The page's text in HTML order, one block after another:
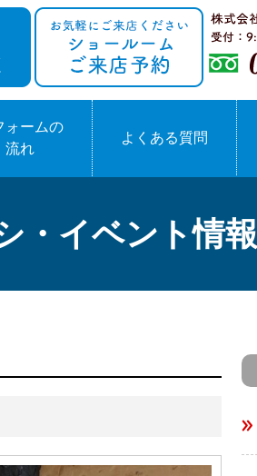
ォームの
流れ
よくある質問
・イベント情報